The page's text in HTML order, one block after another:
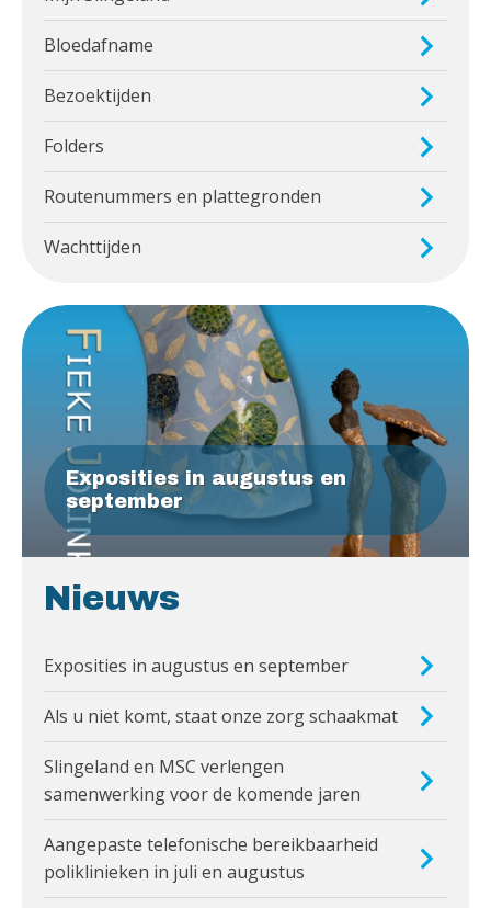
Bloedafname
Bezoektijden
Folders
Routenummers en plattegronden
Wachttijden
Exposities in augustus en
september
Nieuws
Exposities in augustus en september
Als u niet komt, staat onze zorg schaakmat
Slingeland en MSC verlengen
samenwerking voor de komende jaren
Aangepaste telefonische bereikbaarheid
poliklinieken in juli en augustus